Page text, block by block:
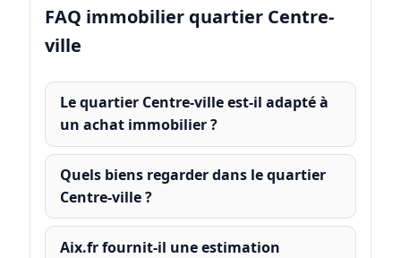
FAQ immobilier quartier Centre-
ville
Le quartier Centre-ville est-il adapté à
un achat immobilier ?
Quels biens regarder dans le quartier
Centre-ville ?
Aix.fr fournit-il une estimation